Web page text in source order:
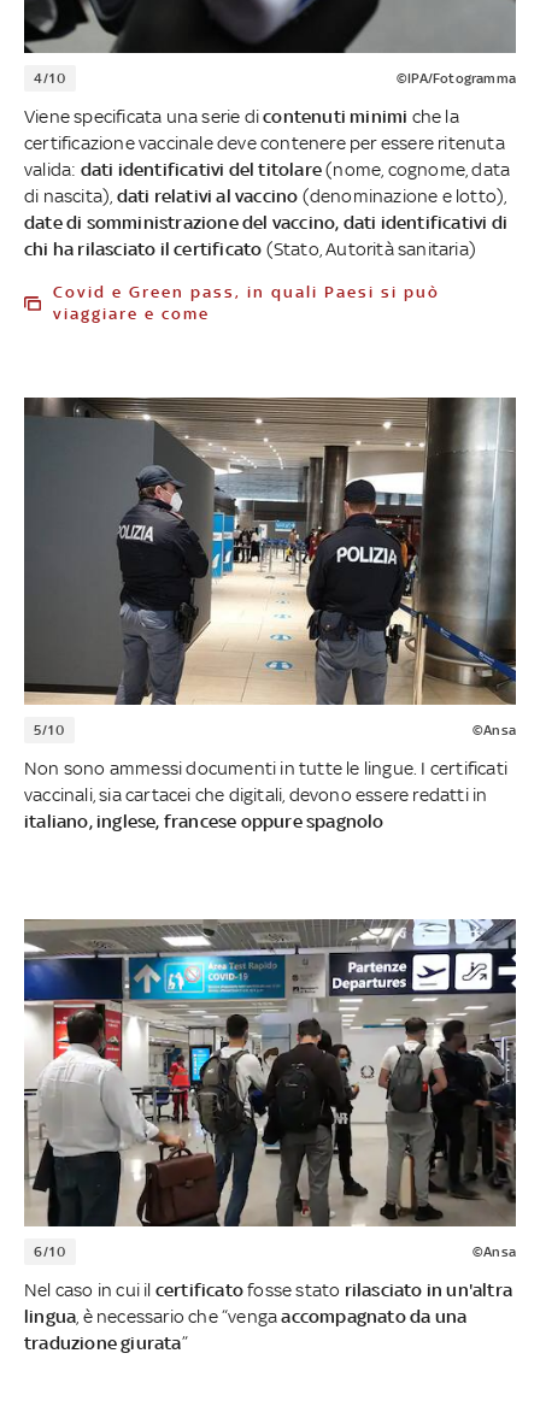
4/10 ©IPA/Fotogramma
Viene specificata una serie dicontenuti minimi che la
certificazione vaccinale deve contenere per essere ritenuta
valida: dati identificativi del titolare(nome, cognome, data
di nascita), dati relativi al vaccino (denominazione e lotto),
date di somministrazione del vaccino, dati identificativi di
chi ha rilasciato il certificato (Stato, Autorità sanitaria)
Covid e Green pass, in quali Paesi si può
viaggiare e come
5/10 ©Ansa
Non sono ammessi documenti in tutte le lingue. I certificati
vaccinali, sia cartacei che digitali, devono essere redatti in
italiano, inglese, francese oppure spagnolo
6/10 ©Ansa
Nel caso in cui il certificatofosse stato rilasciato in un'altra
lingua , è necessario che “vengaaccompagnato da una
traduzione giurata”